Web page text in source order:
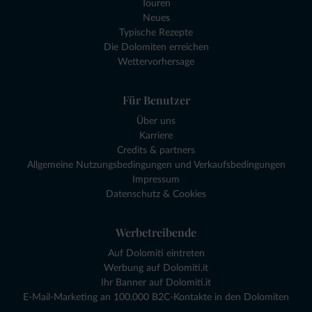
Touren
Neues
Typische Rezepte
Die Dolomiten erreichen
Wettervorhersage
Für Benutzer
Über uns
Karriere
Credits & partners
Allgemeine Nutzungsbedingungen und Verkaufsbedingungen
Impressum
Datenschutz & Cookies
Werbetreibende
Auf Dolomiti eintreten
Werbung auf Dolomiti.it
Ihr Banner auf Dolomiti.it
E-Mail-Marketing an 100.000 B2C-Kontakte in den Dolomiten